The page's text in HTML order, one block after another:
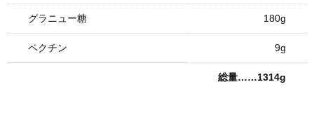
グラニュー糖 180g
ペクチン 9g
総量……1314g